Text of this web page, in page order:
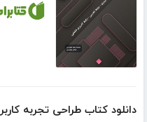
دانلود کتاب طراحی تجربه